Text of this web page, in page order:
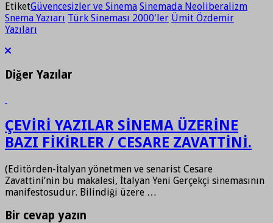
EtiketGüvencesizler ve Sinema Sinemada Neoliberalizm
Snema Yazıarı Türk Sineması 2000'ler Ümit Özdemir
Yazıları
Diğer Yazılar
ÇEVİRİ YAZILAR SİNEMA ÜZERİNE
BAZI FİKİRLER / CESARE ZAVATTİNİ.
(Editörden-İtalyan yönetmen ve senarist Cesare
Zavattini’nin bu makalesi, İtalyan Yeni Gerçekçi sinemasının
manifestosudur. Bilindiği üzere …
Bir cevap yazın